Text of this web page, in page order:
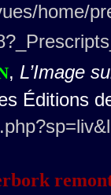
home/
, L’Image
Éditions